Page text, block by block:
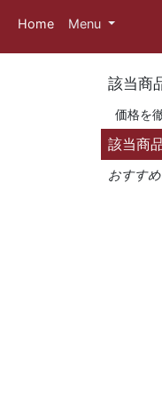
Home Menu
該当商
価格を
該当商
おすす